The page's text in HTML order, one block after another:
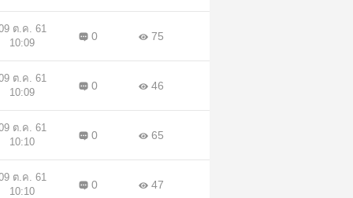
ต.ค. 61
10:09
0 75
ต.ค. 61
10:09
0 46
ต.ค. 61
10:10
0 65
ต.ค. 61
10:10
0 47